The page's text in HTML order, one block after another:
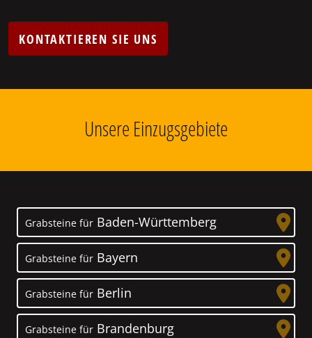
KONTAKTIEREN SIE UNS
Unsere Einzugsgebiete
Grabsteine für Baden-Württemberg
Grabsteine für Bayern
Grabsteine für Berlin
Grabsteine für Brandenburg